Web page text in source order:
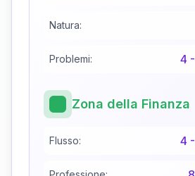
Natura:
Problemi: 4 -
Zona della Finanza
Flusso: 4 -